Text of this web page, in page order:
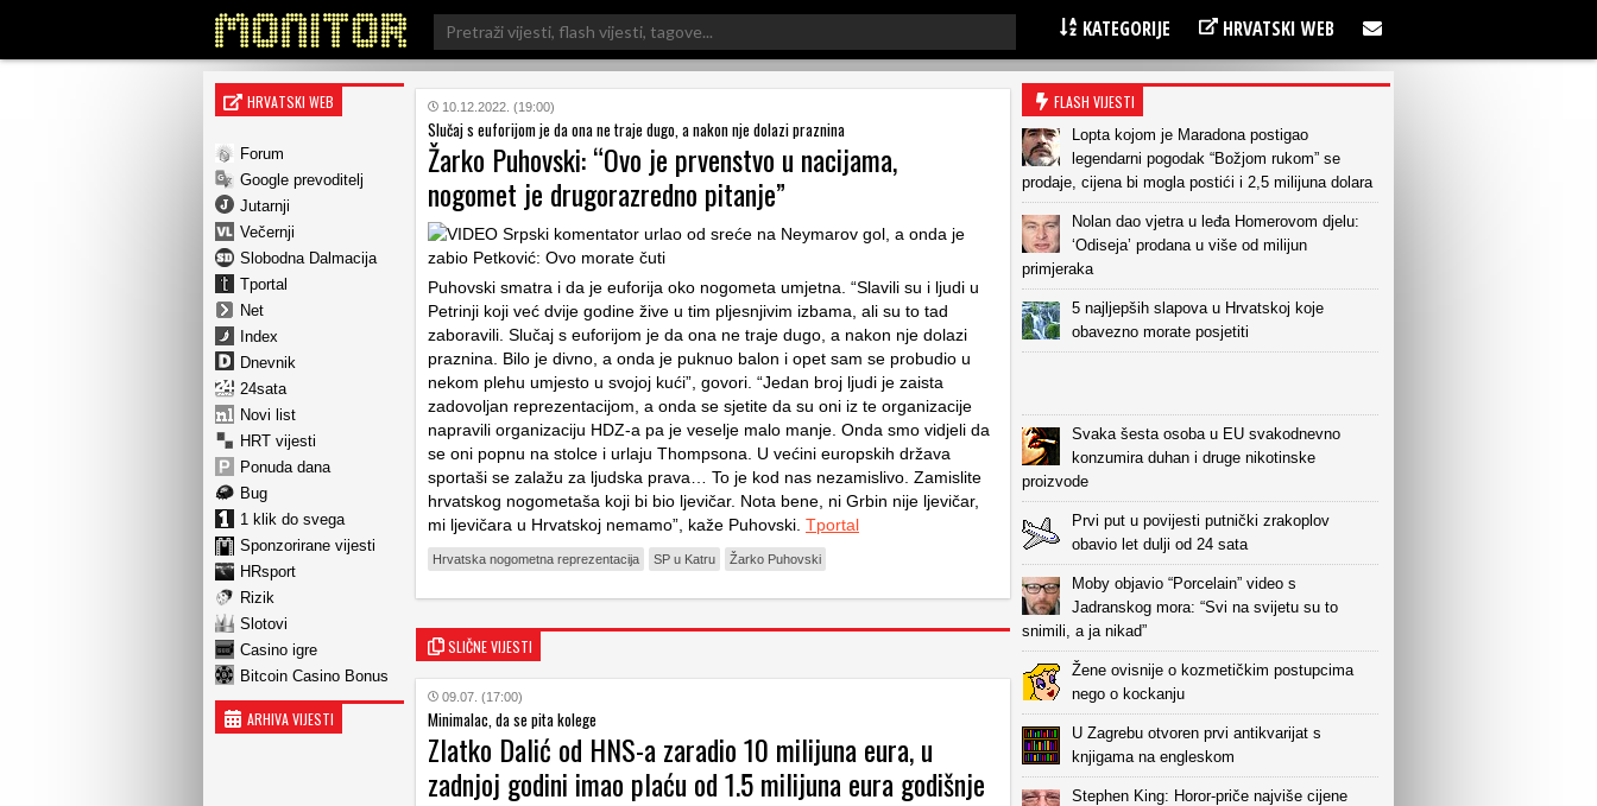
Search
for:
KATEGORIJE HRVATSKI WEB
HRVATSKI WEB
Forum
Google prevoditelj
Jutarnji
Večernji
Slobodna Dalmacija
Tportal
Net
Index
Dnevnik
24sata
Novi list
HRT vijesti
Ponuda dana
Bug
1 klik do svega
Sponzorirane vijesti
HRsport
Rizik
Slotovi
Casino igre
Bitcoin Casino Bonus
ARHIVA VIJESTI
10.12.2022. (19:00)
Slučaj s euforijom je da ona ne traje dugo, a nakon nje dolazi praznina
Žarko Puhovski: “Ovo je prvenstvo u nacijama,
nogomet je drugorazredno pitanje”
Puhovski smatra i da je euforija oko nogometa umjetna. “Slavili su i ljudi u
Petrinji koji već dvije godine žive u tim pljesnjivim izbama, ali su to tad
zaboravili. Slučaj s euforijom je da ona ne traje dugo, a nakon nje dolazi
praznina. Bilo je divno, a onda je puknuo balon i opet sam se probudio u
nekom plehu umjesto u svojoj kući”, govori. “Jedan broj ljudi je zaista
zadovoljan reprezentacijom, a onda se sjetite da su oni iz te organizacije
napravili organizaciju HDZ-a pa je veselje malo manje. Onda smo vidjeli da
se oni popnu na stolce i urlaju Thompsona. U većini europskih država
sportaši se zalažu za ljudska prava… To je kod nas nezamislivo. Zamislite
hrvatskog nogometaša koji bi bio ljevičar. Nota bene, ni Grbin nije ljevičar,
mi ljevičara u Hrvatskoj nemamo”, kaže Puhovski. Tportal
Hrvatska nogometna reprezentacija SP u Katru Žarko Puhovski
SLIČNE VIJESTI
09.07. (17:00)
Minimalac, da se pita kolege
Zlatko Dalić od HNS-a zaradio 10 milijuna eura, u
zadnjoj godini imao plaću od 1.5 milijuna eura godišnje
FLASH VIJESTI
Lopta kojom je Maradona postigao
legendarni pogodak “Božjom rukom” se
prodaje, cijena bi mogla postići i 2,5 milijuna dolara
Nolan dao vjetra u leđa Homerovom djelu:
‘Odiseja’ prodana u više od milijun
primjeraka
5 najljepših slapova u Hrvatskoj koje
obavezno morate posjetiti
Svaka šesta osoba u EU svakodnevno
konzumira duhan i druge nikotinske
proizvode
Prvi put u povijesti putnički zrakoplov
obavio let dulji od 24 sata
Moby objavio “Porcelain” video s
Jadranskog mora: “Svi na svijetu su to
snimili, a ja nikad”
Žene ovisnije o kozmetičkim postupcima
nego o kockanju
U Zagrebu otvoren prvi antikvarijat s
knjigama na engleskom
Stephen King: Horor-priče najviše cijene